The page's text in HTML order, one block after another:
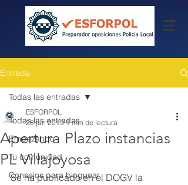
Entrada
Todas las entradas
Empezando
Tu comunidad
Consejos para bloguear
Todas las entradas
Apertura Plazo instancias
PL Villajoyosa
ESFORPOL
28 jun 2019 1 min de lectura
Se ha publicado en el DOGV la